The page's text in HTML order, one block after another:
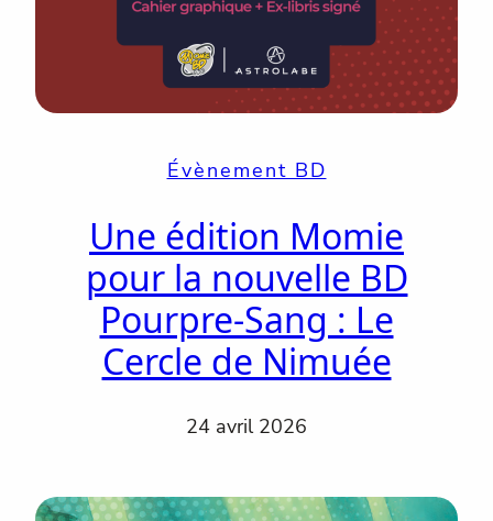
Évènement BD
Une édition Momie
pour la nouvelle BD
Pourpre-Sang : Le
Cercle de Nimuée
24 avril 2026